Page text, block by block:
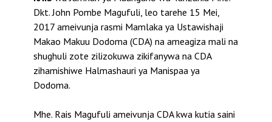
Dkt. John Pombe Magufuli, leo tarehe 15 Mei,
2017 ameivunja rasmi Mamlaka ya Ustawishaji
Makao Makuu Dodoma (CDA) na ameagiza mali na
shughuli zote zilizokuwa zikifanywa na CDA
zihamishiwe Halmashauri ya Manispaa ya
Dodoma.
Mhe. Rais Magufuli ameivunja CDA kwa kutia saini